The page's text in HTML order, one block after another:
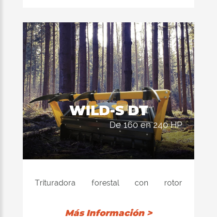
mecánica en cortes de mayores
dimensiones. Desarollada para
verdaderos profesionales que
buscan la máquina completa.
WILD-S DT
de 160 en 240 HP
Trituradora forestal con rotor
insertos de carburo de tungsteno fijo y
Más Información >